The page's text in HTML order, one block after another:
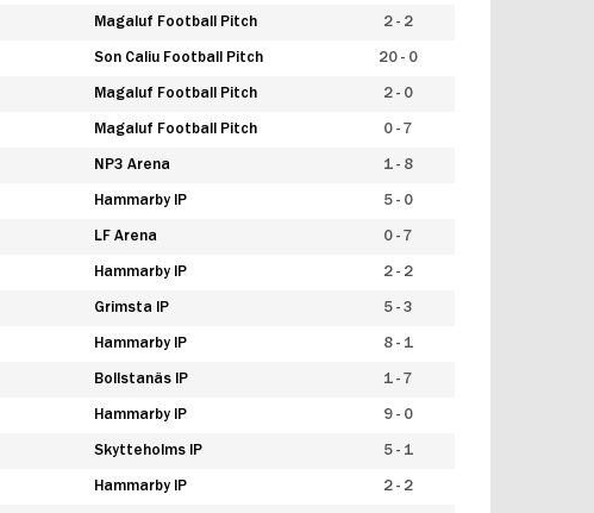
Magaluf Football Pitch 2 - 2
Son Caliu Football Pitch 20 - 0
Magaluf Football Pitch 2 - 0
Magaluf Football Pitch 0 - 7
NP3 Arena 1 - 8
Hammarby IP 5 - 0
LF Arena 0 - 7
Hammarby IP 2 - 2
Grimsta IP 5 - 3
Hammarby IP 8 - 1
Bollstanäs IP 1 - 7
Hammarby IP 9 - 0
Skytteholms IP 5 - 1
Hammarby IP 2 - 2